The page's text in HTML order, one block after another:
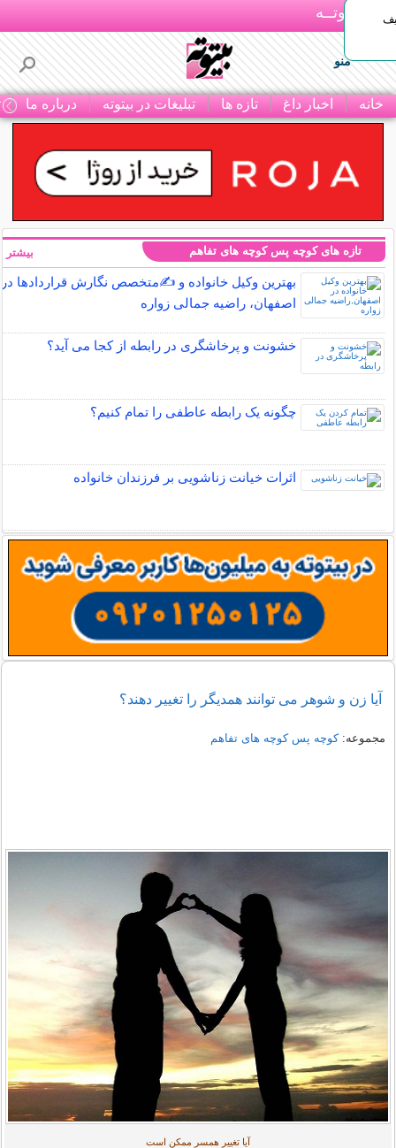
بـیتوتــه
منو
خانه اخبار داغ تازه ها تبلیغات در بیتوته درباره ما
تازه های کوچه پس کوچه های تفاهم
بهترین وکیل خانواده و ✍️متخصص نگارش قراردادها در
اصفهان، راضیه جمالی زواره
خشونت و پرخاشگری در رابطه از کجا می آید؟
چگونه یک رابطه عاطفی را تمام کنیم؟
اثرات خیانت زناشویی بر فرزندان خانواده
بیشتر
آیا زن و شوهر می توانند همدیگر را تغییر دهند؟
مجموعه:کوچه پس کوچه های تفاهم
آیا تغییر همسر ممکن است